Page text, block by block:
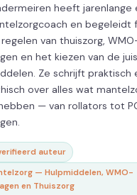
heeft jarenlange
en begeleidt
van thuiszorg,
en het kiezen van de
Ze schrijft praktisch
over alles wat
— van rollators tot
auteur
— Hulpmiddelen, WMO-
en Thuiszorg